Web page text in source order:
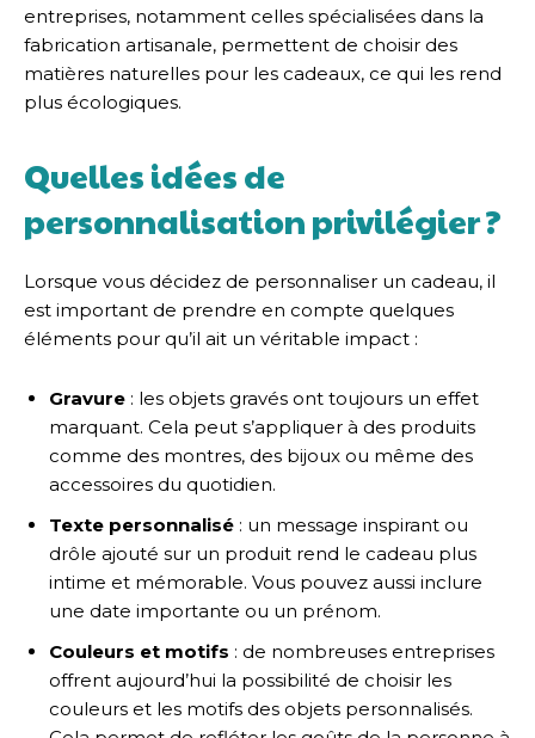
entreprises, notamment celles spécialisées dans la
fabrication artisanale, permettent de choisir des
matières naturelles pour les cadeaux, ce qui les rend
plus écologiques.
Quelles idées de
personnalisation privilégier ?
Lorsque vous décidez de personnaliser un cadeau, il
est important de prendre en compte quelques
éléments pour qu’il ait un véritable impact :
Gravure : les objets gravés ont toujours un effet
marquant. Cela peut s’appliquer à des produits
comme des montres, des bijoux ou même des
accessoires du quotidien.
Texte personnalisé : un message inspirant ou
drôle ajouté sur un produit rend le cadeau plus
intime et mémorable. Vous pouvez aussi inclure
une date importante ou un prénom.
Couleurs et motifs : de nombreuses entreprises
offrent aujourd’hui la possibilité de choisir les
couleurs et les motifs des objets personnalisés.